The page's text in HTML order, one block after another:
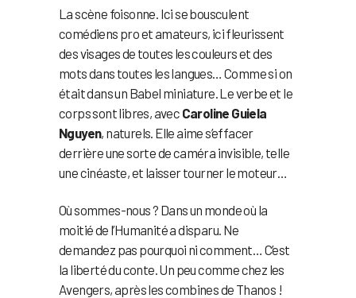
La scène foisonne. Ici se bousculent
comédiens pro et amateurs, ici fleurissent
des visages de toutes les couleurs et des
mots dans toutes les langues… Comme si on
était dans un Babel miniature. Le verbe et le
corps sont libres, avec Caroline Guiela
Nguyen, naturels. Elle aime s’effacer
derrière une sorte de caméra invisible, telle
une cinéaste, et laisser tourner le moteur…
Où sommes-nous ? Dans un monde où la
moitié de l’Humanité a disparu. Ne
demandez pas pourquoi ni comment… C’est
la liberté du conte. Un peu comme chez les
Avengers, après les combines de Thanos !